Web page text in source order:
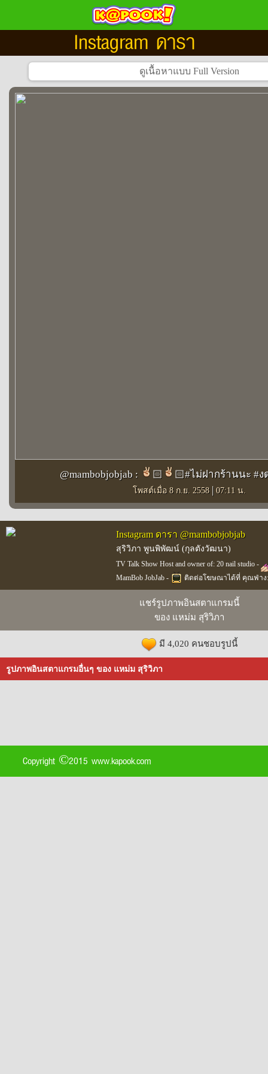
Instagram ดารา
@mambobjobjab : 🏻️ 🏻#ไม่ฝากร้านนะ #
โพสต์เมื่อ 8 ก.ย. 2558 | 07:11 น.
Instagram ดารา @mambobjobjab
สุริวิภา พูนพิพัฒน์ (กุลตังวัฒนา)
TV Talk Show Host and owner of: 20 nail studio -
MamBob JobJab -
ติดต่อโฆษณาได้ที่ คุณฟ่าง:
แชร์รูปภาพอินสตาแกรมนี้
ของ แหม่ม สุริวิภา
มี 4,020 คนชอบรูปนี้
รูปภาพอินสตาแกรมอื่นๆ ของ แหม่ม สุริวิภา
Copyright ©2015 www.kapook.com